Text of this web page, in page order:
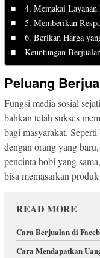
4. Memakai Layanan
5. Memberikan
6. Berikan Harga
Keuntungan
Peluang
Fungsi media sosial
bahkan telah sukses
bagi masyarakat.
dengan orang yang
pencinta hobi yang
bisa memasarkan
READ MORE
Cara Berjualan di
Cara Mendapatkan